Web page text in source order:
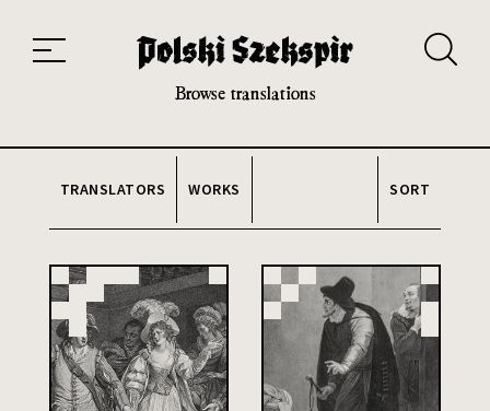
20th and 21st century module
Browse translations
TRANSLATORS WORKS SORT